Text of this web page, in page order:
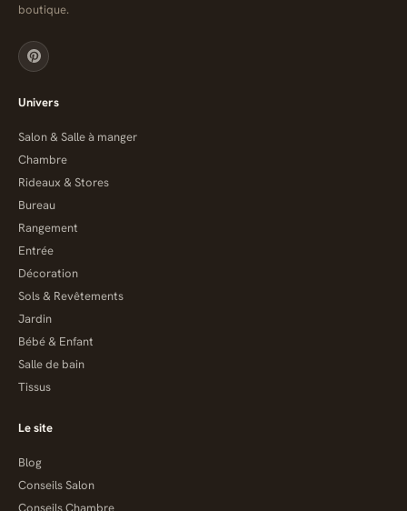
boutique.
Univers
Salon & Salle à manger
Chambre
Rideaux & Stores
Bureau
Rangement
Entrée
Décoration
Sols & Revêtements
Jardin
Bébé & Enfant
Salle de bain
Tissus
Le site
Blog
Conseils Salon
Conseils Chambre